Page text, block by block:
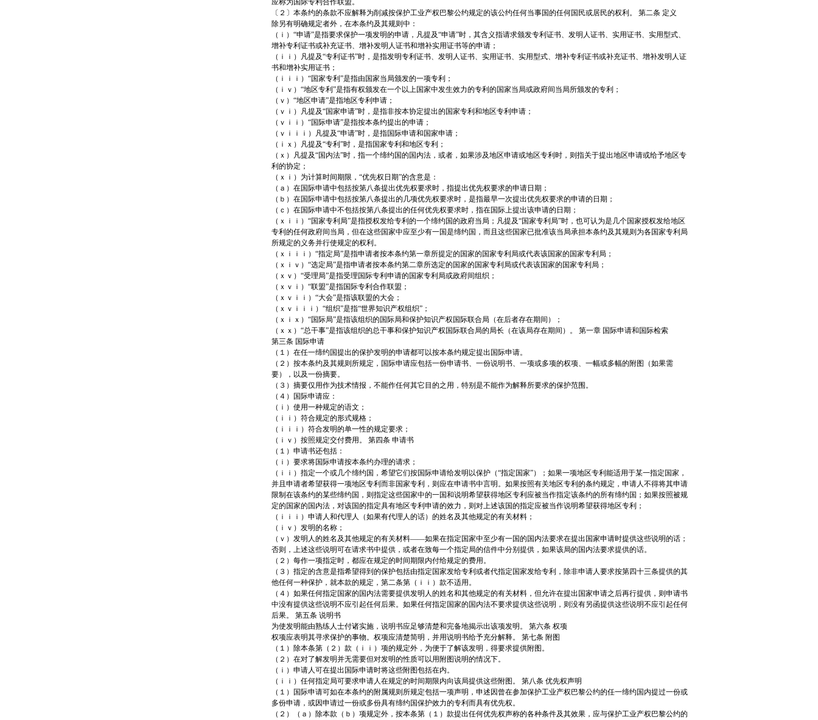
应称为国际专利合作联盟。
〔２〕本条约的条款不应解释为削减按保护工业产权巴黎公约规定的该公约任何当事国的任何国民或居民的权利。 第二条 定义
除另有明确规定者外，在本条约及其规则中：
（ｉ）“申请”是指要求保护一项发明的申请，凡提及“申请”时，其含义指请求颁发专利证书、发明人证书、实用证书、实用型式、
增补专利证书或补充证书、增补发明人证书和增补实用证书等的申请；
（ｉｉ）凡提及“专利证书”时，是指发明专利证书、发明人证书、实用证书、实用型式、增补专利证书或补充证书、增补发明人证
书和增补实用证书；
（ｉｉｉ）“国家专利”是指由国家当局颁发的一项专利；
（ｉｖ）“地区专利”是指有权颁发在一个以上国家中发生效力的专利的国家当局或政府间当局所颁发的专利；
（ｖ）“地区申请”是指地区专利申请；
（ｖｉ）凡提及“国家申请”时，是指非按本协定提出的国家专利和地区专利申请；
（ｖｉｉ）“国际申请”是指按本条约提出的申请；
（ｖｉｉｉ）凡提及“申请”时，是指国际申请和国家申请；
（ｉｘ）凡提及“专利”时，是指国家专利和地区专利；
（ｘ）凡提及“国内法”时，指一个缔约国的国内法，或者，如果涉及地区申请或地区专利时，则指关于提出地区申请或给予地区专
利的协定；
（ｘｉ）为计算时间期限，“优先权日期”的含意是：
（ａ）在国际申请中包括按第八条提出优先权要求时，指提出优先权要求的申请日期；
（ｂ）在国际申请中包括按第八条提出的几项优先权要求时，是指最早一次提出优先权要求的申请的日期；
（ｃ）在国际申请中不包括按第八条提出的任何优先权要求时，指在国际上提出该申请的日期；
（ｘｉｉ）“国家专利局”是指授权发给专利的一个缔约国的政府当局；凡提及“国家专利局”时，也可认为是几个国家授权发给地区
专利的任何政府间当局，但在这些国家中应至少有一国是缔约国，而且这些国家已批准该当局承担本条约及其规则为各国家专利局
所规定的义务并行使规定的权利。
（ｘｉｉｉ）“指定局”是指申请者按本条约第一章所提定的国家的国家专利局或代表该国家的国家专利局；
（ｘｉｖ）“选定局”是指申请者按本条约第二章所选定的国家的国家专利局或代表该国家的国家专利局；
（ｘｖ）“受理局”是指受理国际专利申请的国家专利局或政府间组织；
（ｘｖｉ）“联盟”是指国际专利合作联盟；
（ｘｖｉｉ）“大会”是指该联盟的大会；
（ｘｖｉｉｉ）“组织”是指“世界知识产权组织”；
（ｘｉｘ）“国际局”是指该组织的国际局和保护知识产权国际联合局（在后者存在期间）；
（ｘｘ）“总干事”是指该组织的总干事和保护知识产权国际联合局的局长（在该局存在期间）。 第一章 国际申请和国际检索
第三条 国际申请
（１）在任一缔约国提出的保护发明的申请都可以按本条约规定提出国际申请。
（２）按本条约及其规则所规定，国际申请应包括一份申请书、一份说明书、一项或多项的权项、一幅或多幅的附图（如果需
要），以及一份摘要。
（３）摘要仅用作为技术情报，不能作任何其它目的之用，特别是不能作为解释所要求的保护范围。
（４）国际申请应：
（ｉ）使用一种规定的语文；
（ｉｉ）符合规定的形式规格；
（ｉｉｉ）符合发明的单一性的规定要求；
（ｉｖ）按照规定交付费用。 第四条 申请书
（１）申请书还包括：
（ｉ）要求将国际申请按本条约办理的请求；
（ｉｉ）指定一个或几个缔约国，希望它们按国际申请给发明以保护（“指定国家”）；如果一项地区专利能适用于某一指定国家，
并且申请者希望获得一项地区专利而非国家专利，则应在申请书中言明。如果按照有关地区专利的条约规定，申请人不得将其申请
限制在该条约的某些缔约国，则指定这些国家中的一国和说明希望获得地区专利应被当作指定该条约的所有缔约国；如果按照被规
定的国家的国内法，对该国的指定具有地区专利申请的效力，则对上述该国的指定应被当作说明希望获得地区专利；
（ｉｉｉ）申请人和代理人（如果有代理人的话）的姓名及其他规定的有关材料；
（ｉｖ）发明的名称；
（ｖ）发明人的姓名及其他规定的有关材料——如果在指定国家中至少有一国的国内法要求在提出国家申请时提供这些说明的话；
否则，上述这些说明可在请求书中提供，或者在致每一个指定局的信件中分别提供，如果该局的国内法要求提供的话。
（２）每作一项指定时，都应在规定的时间期限内付给规定的费用。
（３）指定的含意是指希望得到的保护包括由指定国家发给专利或者代指定国家发给专利，除非申请人要求按第四十三条提供的其
他任何一种保护，就本款的规定，第二条第（ｉｉ）款不适用。
（４）如果任何指定国家的国内法需要提供发明人的姓名和其他规定的有关材料，但允许在提出国家申请之后再行提供，则申请书
中没有提供这些说明不应引起任何后果。如果任何指定国家的国内法不要求提供这些说明，则没有另函提供这些说明不应引起任何
后果。 第五条 说明书
为使发明能由熟练人士付诸实施，说明书应足够清楚和完备地揭示出该项发明。 第六条 权项
权项应表明其寻求保护的事物。权项应清楚简明，并用说明书给予充分解释。 第七条 附图
（１）除本条第（２）款（ｉｉ）项的规定外，为便于了解该发明，得要求提供附图。
（２）在对了解发明并无需要但对发明的性质可以用附图说明的情况下。
（ｉ）申请人可在提出国际申请时将这些附图包括在内。
（ｉｉ）任何指定局可要求申请人在规定的时间期限内向该局提供这些附图。 第八条 优先权声明
（１）国际申请可如在本条约的附属规则所规定包括一项声明，申述因曾在参加保护工业产权巴黎公约的任一缔约国内提过一份或
多份申请，或因申请过一份或多份具有缔约国保护效力的专利而具有优先权。
（２）（ａ）除本款（ｂ）项规定外，按本条第（１）款提出任何优先权声称的各种条件及其效果，应与保护工业产权巴黎公约的